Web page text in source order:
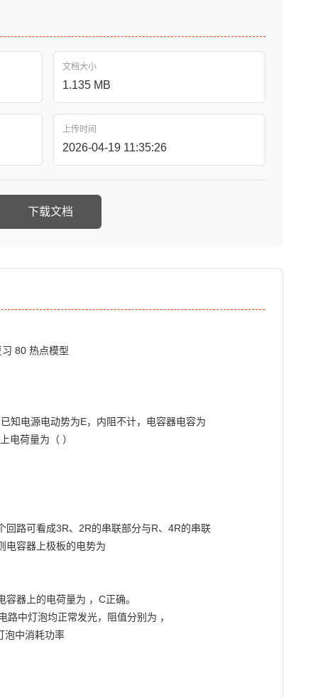
文档大小
1.135 MB
上传时间
2026-04-19 11:35:26
下载文档
知电源电动势为E，内阻不计，电容器电容为
电荷量为（ ）
回路可看成3R、2R的串联部分与R、4R的串联
电容器上极板的电势为
器上的电荷量为 ，C正确。
中灯泡均正常发光，阻值分别为 ，
泡中消耗功率